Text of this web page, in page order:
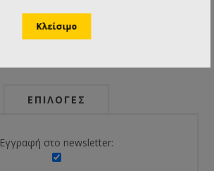
ΕΠΙΛΟΓΈΣ
Εγγραφή στο newsletter: